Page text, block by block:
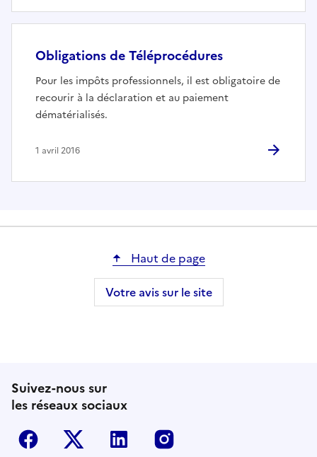
Obligations de Téléprocédures
Pour les impôts professionnels, il est obligatoire de
recourir à la déclaration et au paiement
dématérialisés.
1 avril 2016
Haut de page
Votre avis sur le site
Suivez-nous sur
les réseaux sociaux
Facebook Twitter-X Linkedin